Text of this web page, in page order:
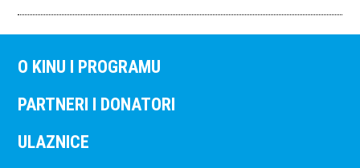
O KINU I PROGRAMU
PARTNERI I DONATORI
ULAZNICE